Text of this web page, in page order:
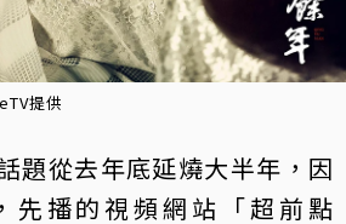
提供
題從去年底延燒大半年，因
先播的視頻網站「超前點